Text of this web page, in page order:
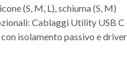
(S, M, L), schiuma (S, M)
Cablaggi Utility USB
isolamento passivo e